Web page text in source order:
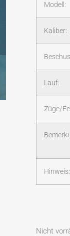
Modell:
Kaliber:
Lauf:
Züge/
Hinweis:
Nicht